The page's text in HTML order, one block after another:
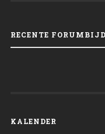
RECENTE
KALENDER